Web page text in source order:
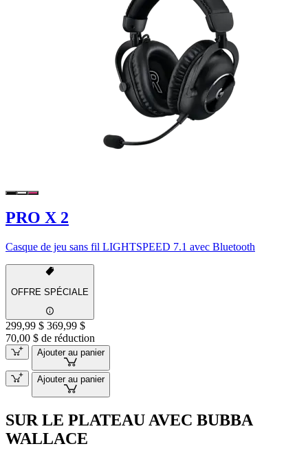
PRO X 2
Casque de jeu sans fil LIGHTSPEED 7.1 avec Bluetooth
OFFRE SPÉCIALE
299,99 $ 369,99 $
70,00 $ de réduction
Ajouter au panier
Ajouter au panier
SUR LE PLATEAU AVEC BUBBA
WALLACE